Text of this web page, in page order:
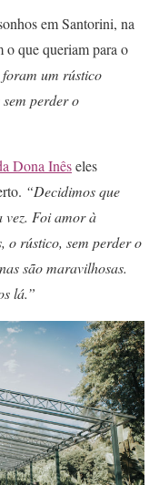
em Santorini, na
o que queriam para o
um rústico
perder o
Dona Inêseles
“Decidimos que
vez. Foi amor à
o rústico, sem perder o
são maravilhosas.
lá.”